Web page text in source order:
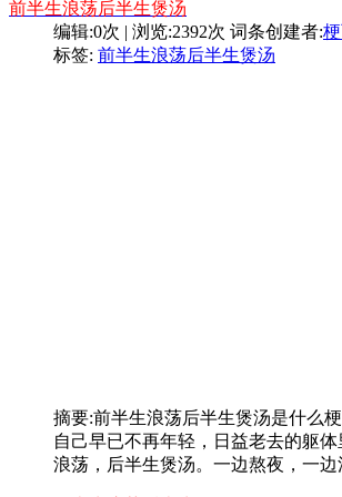
前半生浪荡后半生煲汤
编辑:0次 | 浏览:2392次 词条创建者:
标签: 前半生浪荡后半生煲汤
摘要:前半生浪荡后半生煲汤是什么
自己早已不再年轻，日益老去的躯
浪荡，后半生煲汤。一边熬夜，一